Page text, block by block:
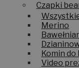
Czapki
Merino
Komin
Video